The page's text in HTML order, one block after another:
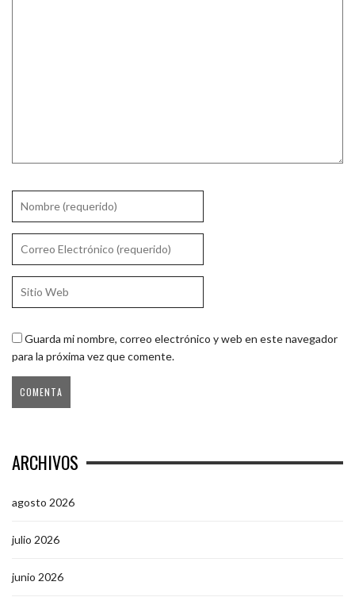
Guarda mi nombre, correo electrónico y web en este navegador
para la próxima vez que comente.
ARCHIVOS
agosto 2026
julio 2026
junio 2026